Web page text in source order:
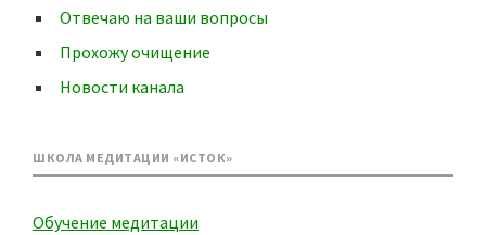
Отвечаю на ваши вопросы
Прохожу очищение
Новости канала
ШКОЛА МЕДИТАЦИИ «ИСТОК»
Обучение медитации